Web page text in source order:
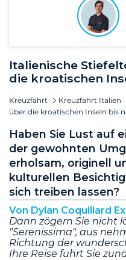
Italienische
die kroatischen
Kreuzfahrt Kreuzfahrt Italien
über die kroatischen Inseln bis
Haben Sie Lust auf
der gewohnten
erholsam, originell
kulturellen
sich treiben lassen?
Von Dylan Coquillard
Dann zögern Sie nicht
"Serenissima", aus
Richtung der
Ihre Reise führt Sie